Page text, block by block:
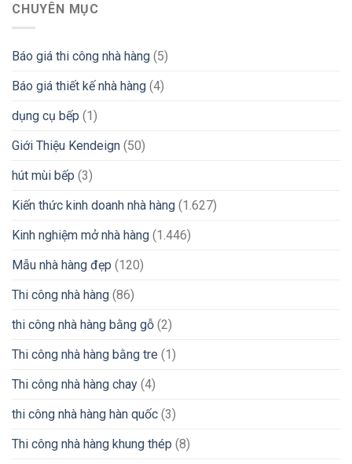
CHUYÊN MỤC
Báo giá thi công nhà hàng (5)
Báo giá thiết kế nhà hàng (4)
dụng cụ bếp (1)
Giới Thiệu Kendeign (50)
hút mùi bếp (3)
Kiến thức kinh doanh nhà hàng (1.627)
Kinh nghiệm mở nhà hàng (1.446)
Mẫu nhà hàng đẹp (120)
Thi công nhà hàng (86)
thi công nhà hàng bằng gỗ (2)
Thi công nhà hàng bằng tre (1)
Thi công nhà hàng chay (4)
thi công nhà hàng hàn quốc (3)
Thi công nhà hàng khung thép (8)